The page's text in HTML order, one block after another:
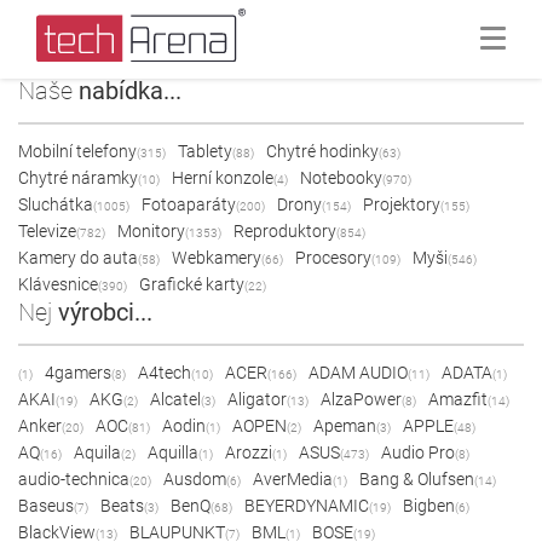
Naše nabídka...
Mobilní telefony(315) Tablety(88) Chytré hodinky(63)
Chytré náramky(10) Herní konzole(4) Notebooky(970)
Sluchátka(1005) Fotoaparáty(200) Drony(154) Projektory(155)
Televize(782) Monitory(1353) Reproduktory(854)
Kamery do auta(58) Webkamery(66) Procesory(109) Myši(546)
Klávesnice(390) Grafické karty(22)
Nej výrobci...
(1) 4gamers(8) A4tech(10) ACER(166) ADAM AUDIO(11) ADATA(1)
AKAI(19) AKG(2) Alcatel (3) Aligator(13) AlzaPower(8) Amazfit(14)
Anker(20) AOC(81) Aodin(1) AOPEN(2) Apeman(3) APPLE(48)
AQ(16) Aquila(2) Aquilla(1) Arozzi(1) ASUS(473) Audio Pro(8)
audio-technica(20) Ausdom(6) AverMedia(1) Bang & Olufsen(14)
Baseus(7) Beats(3) BenQ(68) BEYERDYNAMIC(19) Bigben(6)
BlackView(13) BLAUPUNKT(7) BML (1) BOSE(19)